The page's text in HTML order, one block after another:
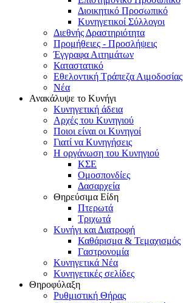
Διοικητικό Προσωπικό
Κυνηγετικοί Σύλλογοι
Διεθνής Δραστηριότητα
Προμήθειες - Προσλήψεις
Έγγραφα Αιτημάτων
Καταστατικό
Εθελοντική Τράπεζα Αιμοδοσίας
Νέα
Ανακάλυψε το Κυνήγι
Κυνηγετική άδεια
Αρχές του Κυνηγιού
Ποιοι είναι οι Κυνηγοί
Γιατί να Κυνηγήσεις
Η οργάνωση του Κυνηγιού
ΚΣΕ
Ομοσπονδίες
Δασαρχεία
Θηρεύσιμα Είδη
Πτερωτά
Τριχωτά
Κυνήγι και Διατροφή
Καθάρισμα & Τεμαχισμός
Γαστρονομία
Κυνηγετικά Νέα
Κυνηγετικές σελίδες
Θηροφύλαξη
Ρυθμιστική Θήρας